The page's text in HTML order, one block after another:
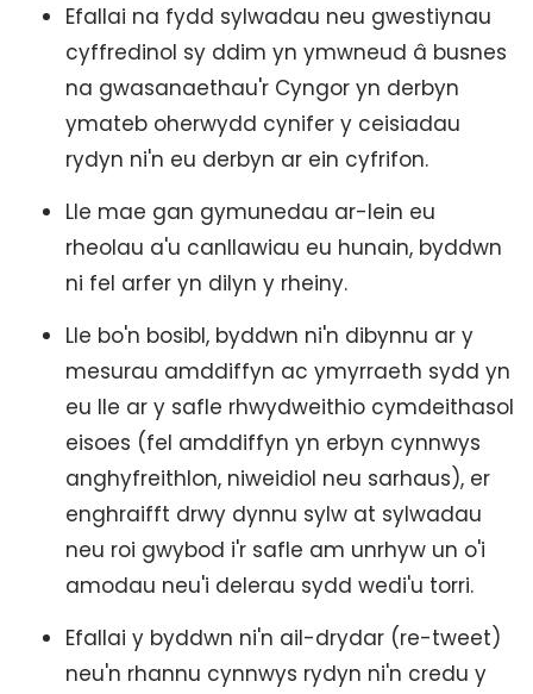
Efallai na fydd sylwadau neu gwestiynau
cyffredinol sy ddim yn ymwneud â busnes
na gwasanaethau'r Cyngor yn derbyn
ymateb oherwydd cynifer y ceisiadau
rydyn ni'n eu derbyn ar ein cyfrifon.
Lle mae gan gymunedau ar-lein eu
rheolau a'u canllawiau eu hunain, byddwn
ni fel arfer yn dilyn y rheiny.
Lle bo'n bosibl, byddwn ni'n dibynnu ar y
mesurau amddiffyn ac ymyrraeth sydd yn
eu lle ar y safle rhwydweithio cymdeithasol
eisoes (fel amddiffyn yn erbyn cynnwys
anghyfreithlon, niweidiol neu sarhaus), er
enghraifft drwy dynnu sylw at sylwadau
neu roi gwybod i'r safle am unrhyw un o'i
amodau neu'i delerau sydd wedi'u torri.
Efallai y byddwn ni'n ail-drydar (re-tweet)
neu'n rhannu cynnwys rydyn ni'n credu y